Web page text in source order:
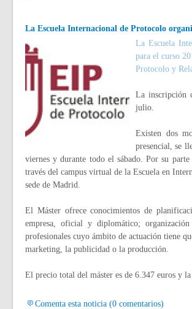
La Escuela Internacional de Protocolo
La Escuela
para el curso
Protocolo y
La inscripción
julio.
Existen dos
presencial, se
viernes y durante todo el sábado. Por su
través del campus virtual de la Escuela en
sede de Madrid.
El Máster ofrece conocimientos de
empresa, oficial y diplomático;
profesionales cuyo ámbito de actuación tiene
marketing, la publicidad o la producción.
El precio total del máster es de 6.347 euros y
Comenta esta noticia (0 comentarios)